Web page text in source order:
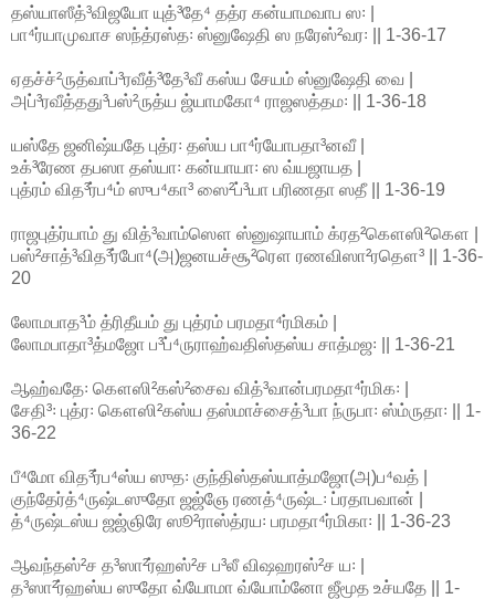
தஸ்யாஸீத்³விஜயோ யுத்³தே⁴ தத்ர கன்யாமவாப ஸ꞉ |
பா⁴ர்யாமுவாச ஸந்த்ரஸ்த꞉ ஸ்னுஷேதி ஸ நரேஸ்²வர꞉ || 1-36-17
ஏதச்ச்²ருத்வாப்³ரவீத்³தே³வீ கஸ்ய சேயம் ஸ்னுஷேதி வை |
அப்³ரவீத்தது³பஸ்²ருத்ய ஜ்யாமகோ⁴ ராஜஸத்தம꞉ || 1-36-18
யஸ்தே ஜனிஷ்யதே புத்ர꞉ தஸ்ய பா⁴ர்யோபதா³னவீ |
உக்³ரேண தபஸா தஸ்யா꞉ கன்யாயா꞉ ஸ வ்யஜாயத |
புத்ரம் வித³ர்ப⁴ம் ஸுப⁴கா³ ஸை²ப்³யா பரிணதா ஸதீ || 1-36-19
ராஜபுத்ர்யாம் து வித்³வாம்ஸௌ ஸ்னுஷாயாம் க்ரத²கௌஸி²கௌ |
பஸ்²சாத்³வித³ர்போ⁴(அ)ஜனயச்சூ²ரௌ ரணவிஸா²ரதௌ³ || 1-36-
20
லோமபாத³ம் த்ரிதீயம் து புத்ரம் பரமதா⁴ர்மிகம் |
லோமபாதா³த்மஜோ ப³ப்⁴ருராஹ்வதிஸ்தஸ்ய சாத்மஜ꞉ || 1-36-21
ஆஹ்வதே꞉ கௌஸி²கஸ்²சைவ வித்³வான்பரமதா⁴ர்மிக꞉ |
சேதி³꞉ புத்ர꞉ கௌஸி²கஸ்ய தஸ்மாச்சைத்³யா ந்ருபா꞉ ஸ்ம்ருதா꞉ || 1-
36-22
பீ⁴மோ வித³ர்ப⁴ஸ்ய ஸுத꞉ குந்திஸ்தஸ்யாத்மஜோ(அ)ப⁴வத் |
குந்தேர்த்⁴ருஷ்டஸுதோ ஜஜ்ஞே ரணத்⁴ருஷ்ட꞉ ப்ரதாபவான் |
த்⁴ருஷ்டஸ்ய ஜஜ்ஞிரே ஸூ²ராஸ்த்ரய꞉ பரமதா⁴ர்மிகா꞉ || 1-36-23
ஆவந்தஸ்²ச த³ஸா²ர்ஹஸ்²ச ப³லீ விஷஹரஸ்²ச ய꞉ |
த³ஸா²ர்ஹஸ்ய ஸுதோ வ்யோமா வ்யோம்னோ ஜீமூத உச்யதே || 1-